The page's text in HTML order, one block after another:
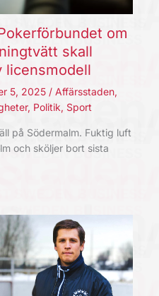
om
skall
licensmodell
5, 2025 / Affärsstaden,
, Politik, Sport
på Södermalm. Fuktig luft
och sköljer bort sista